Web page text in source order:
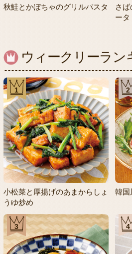
秋鮭とかぼちゃのグリルパスタ
さ
ータ
ウィークリーラン
1
小松菜と厚揚げのあまからしょ
うゆ炒め
2
韓国
3 4